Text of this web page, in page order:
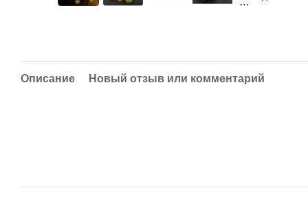
Описание Новый отзыв или комментарий